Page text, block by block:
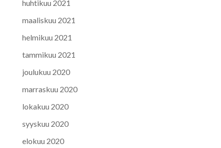
huhtikuu 2021
maaliskuu 2021
helmikuu 2021
tammikuu 2021
joulukuu 2020
marraskuu 2020
lokakuu 2020
syyskuu 2020
elokuu 2020